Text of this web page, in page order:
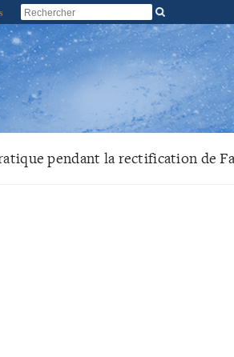
pendant la rectification de